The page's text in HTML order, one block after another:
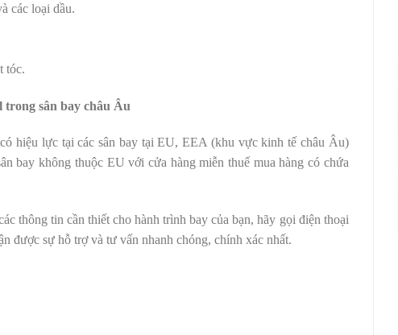
các loại dầu.
tóc.
sân bay châu Âu
hiệu lực tại các sân bay tại EU, EEA (khu vực kinh tế châu Âu)
bay không thuộc EU với cửa hàng miễn thuế mua hàng có chứa
thông tin cần thiết cho hành trình bay của bạn, hãy gọi điện thoại
được sự hỗ trợ và tư vấn nhanh chóng, chính xác nhất.